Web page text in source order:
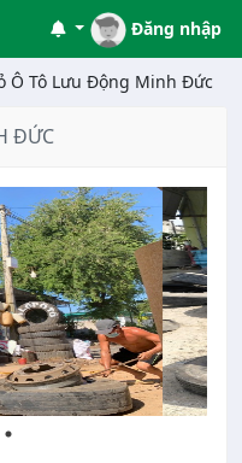
Đăng nhập
Ô Tô Lưu Động Minh Đức
ĐỨC